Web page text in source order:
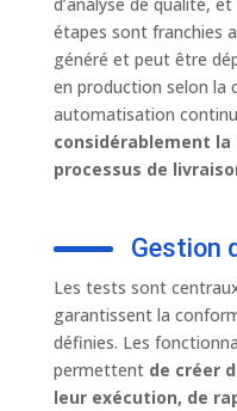
étapes sont franchies
généré et peut être
en production selon la
automatisation
considérablement
processus de
Gestion
Les tests sont
garantissent la
définies. Les
permettent de créer
leur exécution, de